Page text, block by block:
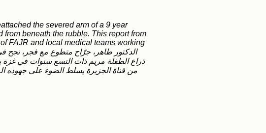
the severed arm of a 9 year
beneath the rubble. This report from
FAJR and local medical teams working
ذراع الطفلة مريم ذات التسع سنوات في غزة
من قناة الجزيرة يسلط الضوء على جهوده